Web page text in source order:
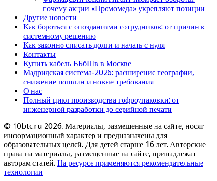
почему акции «Промомеда» укрепляют позиции
Другие новости
Как бороться с опозданиями сотрудников: от причин к
системному решению
Как законно списать долги и начать с нуля
Контакты
Купить кабель ВБбШв в Москве
Мадридская система-2026: расширение географии,
снижение пошлин и новые требования
О нас
Полный цикл производства гофроупаковки: от
инженерной разработки до серийной печати
© 10btc.ru 2026, Материалы, размещенные на сайте, носят
информационный характер и предназначены для
образовательных целей. Для детей старше 16 лет. Авторские
права на материалы, размещенные на сайте, принадлежат
авторам статей. На ресурсе применяются рекомендательные
технологии